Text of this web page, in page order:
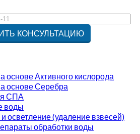
основе Активного кислорода
основе Серебра
СПА
воды
осветление (удаление взвесей)
обработки воды